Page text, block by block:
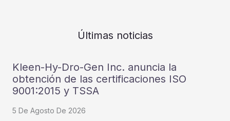
Últimas noticias
Kleen-Hy-Dro-Gen Inc. anuncia la
obtención de las certificaciones ISO
9001:2015 y TSSA
5 De Agosto De 2026